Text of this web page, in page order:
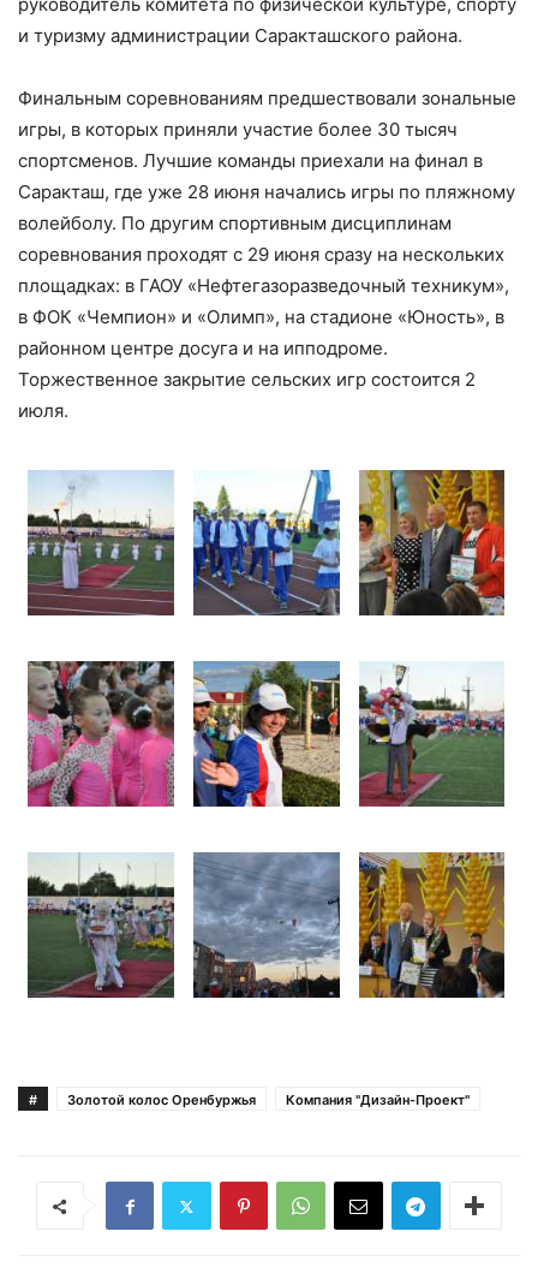
и туризму администрации Саракташского района.
Финальным соревнованиям предшествовали зональные
игры, в которых приняли участие более 30 тысяч
спортсменов. Лучшие команды приехали на финал в
Саракташ, где уже 28 июня начались игры по пляжному
волейболу. По другим спортивным дисциплинам
соревнования проходят с 29 июня сразу на нескольких
площадках: в ГАОУ «Нефтегазоразведочный техникум»,
в ФОК «Чемпион» и «Олимп», на стадионе «Юность», в
районном центре досуга и на ипподроме.
Торжественное закрытие сельских игр состоится 2
июля.
# Золотой колос Оренбуржья Компания "Дизайн-Проект"